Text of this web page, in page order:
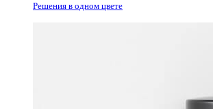
Решения в одном цвете